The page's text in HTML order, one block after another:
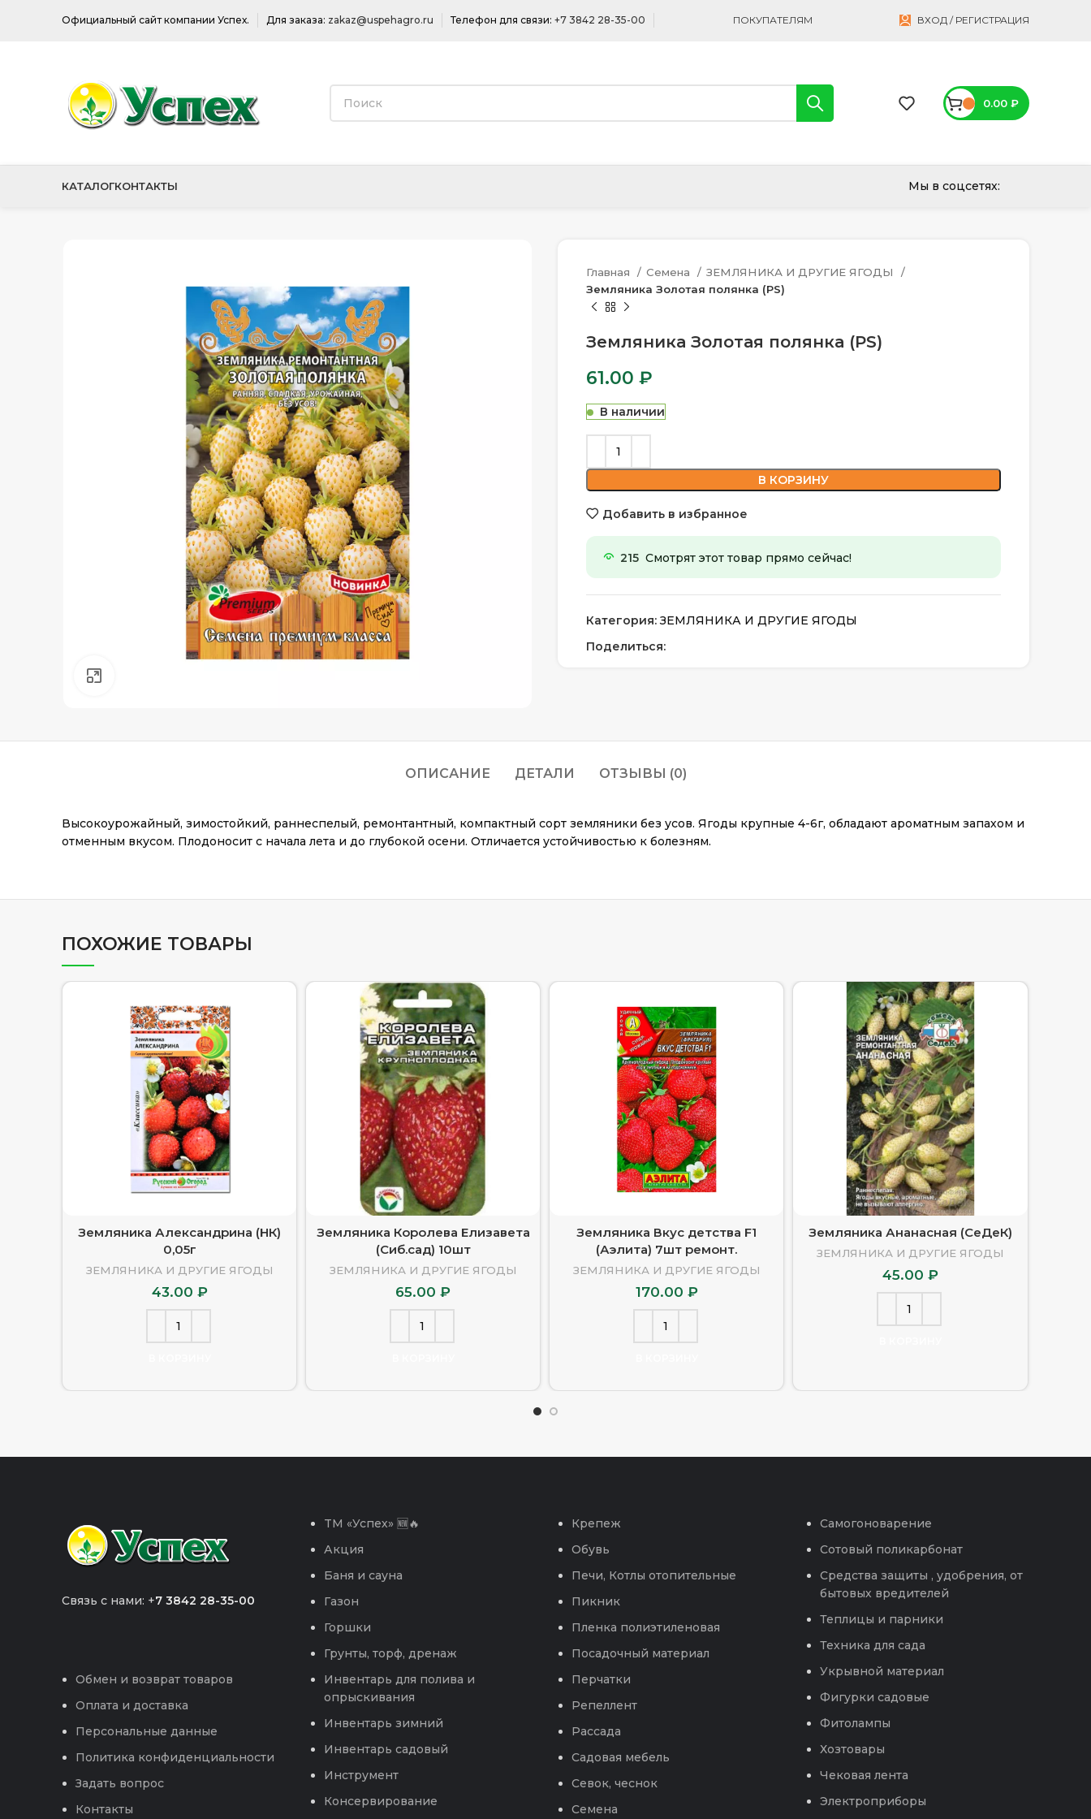
Официальный сайт компании Успех. Для заказа: zakaz@uspehagro.ru Телефон для связи: +7 3842 28-35-00 ПОКУПАТЕЛЯМ ВХОД / РЕГИСТРАЦИЯ
0.00 ₽
КАТАЛОГКОНТАКТЫ Мы в соцсетях:
Главная Семена
ЗЕМЛЯНИКА И ДРУГИЕ ЯГОДЫ
Земляника Золотая полянка (PS)
Земляника Золотая полянка (PS)
61.00 ₽
В наличии
В КОРЗИНУ
Добавить в избранное
215 Смотрят этот товар прямо сейчас!
Категория: ЗЕМЛЯНИКА И ДРУГИЕ ЯГОДЫ
Поделиться:
ОПИСАНИЕ ДЕТАЛИ ОТЗЫВЫ (0)
Высокоурожайный, зимостойкий, раннеспелый, ремонтантный, компактный сорт земляники без усов. Ягоды крупные 4-6г, обладают ароматным запахом и
отменным вкусом. Плодоносит с начала лета и до глубокой осени. Отличается устойчивостью к болезням.
ПОХОЖИЕ ТОВАРЫ
Земляника Александрина (НК)
0,05г
ЗЕМЛЯНИКА И ДРУГИЕ ЯГОДЫ
43.00 ₽
Земляника Королева Елизавета
(Сиб.сад) 10шт
ЗЕМЛЯНИКА И ДРУГИЕ ЯГОДЫ
65.00₽
Земляника Вкус детства F1
(Аэлита) 7шт ремонт.
ЗЕМЛЯНИКА И ДРУГИЕ ЯГОДЫ
170.00 ₽
Земляника Ананасная (СеДеК)
ЗЕМЛЯНИКА И ДРУГИЕ ЯГОДЫ
45.00 ₽
Связь с нами: +7 3842 28-35-00
Обмен и возврат товаров
Оплата и доставка
Персональные данные
Политика конфиденциальности
Задать вопрос
Контакты
TM «Успех» 🆕🔥
Акция
Баня и сауна
Газон
Горшки
Грунты, торф, дренаж
Инвентарь для полива и
опрыскивания
Инвентарь зимний
Инвентарь садовый
Инструмент
Консервирование
Крепеж
Обувь
Печи, Котлы отопительные
Пикник
Пленка полиэтиленовая
Посадочный материал
Перчатки
Репеллент
Рассада
Садовая мебель
Севок, чеснок
Семена
Самогоноварение
Сотовый поликарбонат
Средства защиты , удобрения, от
бытовых вредителей
Теплицы и парники
Техника для сада
Укрывной материал
Фигурки садовые
Фитолампы
Хозтовары
Чековая лента
Электроприборы